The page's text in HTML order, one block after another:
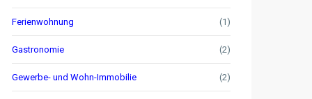
Ferienwohnung (1)
Gastronomie (2)
Gewerbe- und Wohn-Immobilie (2)